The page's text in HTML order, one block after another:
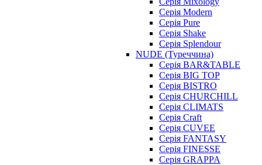
Серія Modern
Серія Pure
Серія Shake
Серія Splendour
NUDE (Туреччина)
Серія BAR&TABLE
Серія BIG TOP
Серія BISTRO
Серія CHURCHILL
Серія CLIMATS
Серія Craft
Серія CUVEE
Серія FANTASY
Серія FINESSE
Серія GRAPPA